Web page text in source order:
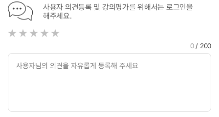
사용자 의견등록 및 강의평가를 위해서는 로그인을
해주세요.
0/ 200